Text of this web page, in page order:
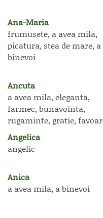
Ana-Maria
frumusete, a avea mila,
picatura, stea de mare, a
binevoi
Ancuta
a avea mila, eleganta,
farmec, bunavointa,
rugaminte, gratie,
Angelica
angelic
Anica
a avea mila, a binevoi